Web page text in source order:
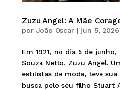
Zuzu Angel: A Mãe
por João Oscar| jun 5, 2026
Em 1921, no dia 5 de junho,
Souza Netto, Zuzu Angel.
estilistas de moda, teve sua
busca pelo seu filho Stuart